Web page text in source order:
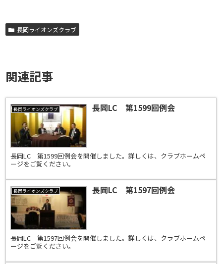
長岡ライオンズクラブ
関連記事
長岡ライオンズクラブ 長岡LC 第1599回例会
長岡LC 第1599回例会を開催しました。詳しくは、クラブホームペ
ージをご覧ください。
長岡ライオンズクラブ 長岡LC 第1597回例会
長岡LC 第1597回例会を開催しました。詳しくは、クラブホームペ
ージをご覧ください。